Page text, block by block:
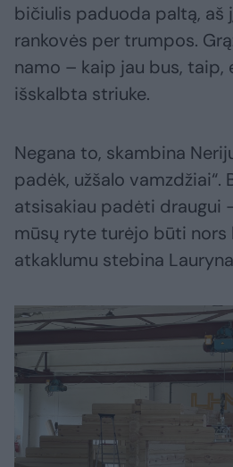
bičiulis paduoda paltą, aš
rankovės per trumpos.
namo – kaip jau bus, taip,
išskalbta striuke.
Negana to, skambina
padėk, užšalo vamzdžiai“.
atsisakiau padėti draugui
mūsų ryte turėjo būti nors
atkaklumu stebina